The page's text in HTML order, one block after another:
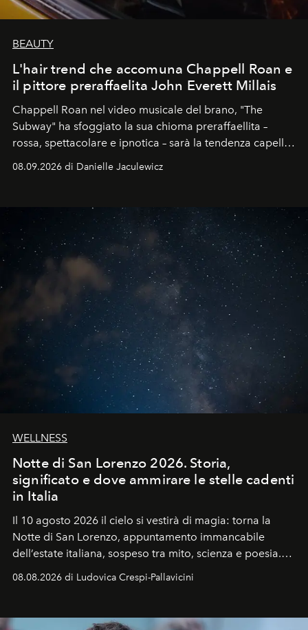
BEAUTY
L'hair trend che accomuna Chappell Roan e
il pittore preraffaelita John Everett Millais
Chappell Roan nel video musicale del brano, "The
Subway" ha sfoggiato la sua chioma preraffaellita –
rossa, spettacolare e ipnotica – sarà la tendenza capelli
dell'autunno?
08.09.2026 di Danielle Jaculewicz
WELLNESS
Notte di San Lorenzo 2026. Storia,
significato e dove ammirare le stelle cadenti
in Italia
Il 10 agosto 2026 il cielo si vestirà di magia: torna la
Notte di San Lorenzo, appuntamento immancabile
dell’estate italiana, sospeso tra mito, scienza e poesia.
Sarà il momento in cui gli occhi si alzano verso la volta
celeste per seguire il passaggio delle
all’universo i desideri più segreti
08.08.2026 di Ludovica Crespi-Pallavicini